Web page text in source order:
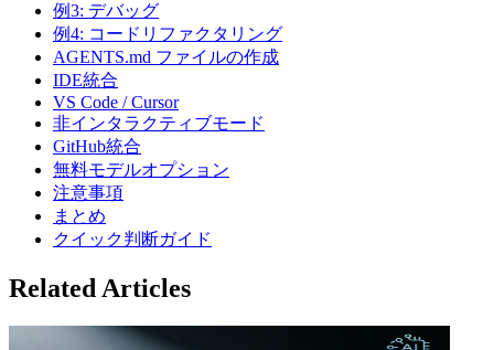
例3: デバッグ
例4: コードリファクタリング
AGENTS.md ファイルの作成
IDE統合
VS Code / Cursor
非インタラクティブモード
GitHub統合
無料モデルオプション
注意事項
まとめ
クイック判断ガイド
Related Articles